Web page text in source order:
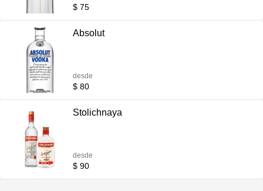
$ 75
Absolut
desde
$ 80
Stolichnaya
desde
$ 90